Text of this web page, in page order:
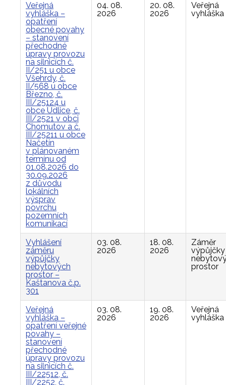
Veřejná
vyhláška –
opatření
obecné povahy
– stanovení
přechodné
úpravy provozu
na silnicích č.
II/251 u obce
Všehrdy, č.
II/568 u obce
Březno, č.
III/25124 u
obce Údlice, č.
III/2521 v obci
Chomutov a č.
III/25211 u obce
Načetín
v plánovaném
termínu od
01.08.2026 do
30.09.2026
z důvodu
lokálních
výsprav
povrchu
pozemních
komunikací
04. 08.
2026
20. 08.
2026
Veřejná
vyhláška
Vyhlášení
záměru
výpůjčky
nebytových
prostor –
Kaštanova č.p.
301
03. 08.
2026
18. 08.
2026
Záměr
výpůjčky
prostor
Veřejná
vyhláška –
opatření veřejné
povahy –
stanovení
přechodné
úpravy provozu
na silnicích č.
III/22512, č.
III/2252, č.
03. 08.
2026
19. 08.
2026
Veřejná
vyhláška